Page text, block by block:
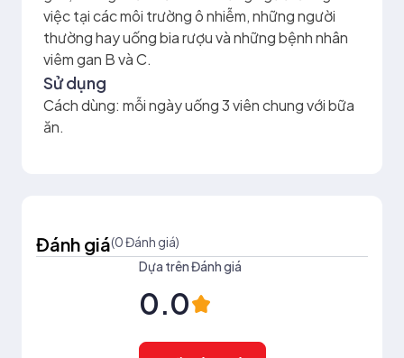
việc tại các môi trường ô nhiễm, những người
thường hay uống bia rượu và những bệnh nhân
viêm gan B và C.
Sử dụng
Cách dùng: mỗi ngày uống 3 viên chung với bữa
ăn.
Đánh giá(0 Đánh giá)
Dựa trên Đánh giá
0.0